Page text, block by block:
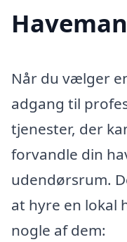
Når du vælger
adgang til
tjenester, der
forvandle din
udendørsrum.
at hyre en lokal
nogle af dem: